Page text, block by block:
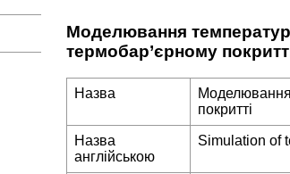
Моделювання
термобар’єрному
Назва
покритті
Назва
англійською
Simulation of